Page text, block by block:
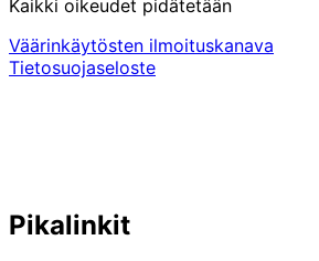
Kaikki oikeudet pidätetään
Väärinkäytösten ilmoituskanava
Tietosuojaseloste
Pikalinkit